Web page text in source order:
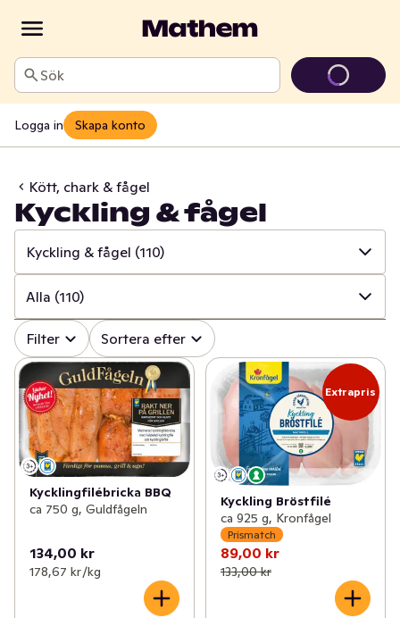
Sök
Logga in Skapa konto
Kött, chark & fågel
Kyckling & fågel
Kyckling & fågel (110)
✓ Alla (739)
✓ (164)
✓ Pålägg (133)
✓ Kyckling & fågel (110)
✓ Korv (154)
✓ Bullar, biffar & nuggets
✓ Delikatesschark
Blodpudding & sylta (7)
Alla (110)
✓ Alla (110)
✓ Kyckling (67)
✓ Färdigkryddad kyckling
✓ Kalkon (10)
✓ Anka (3)
Filter Sortera efter
Kycklingfilébricka BBQ
ca 750 g, Guldfågeln
134,00 kr
178,67 kr /kg
Extrapris
Kyckling Bröstfilé
ca 925 g, Kronfågel
Prismatch
89,00 kr
133,00 kr